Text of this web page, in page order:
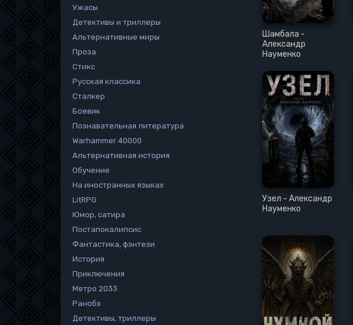
Шамбала -
Александр
Науменко
Узел - Александр
Науменко
Ужасы
Детективы и триллеры
Альтернативные миры
Проза
Стикс
Русская классика
Сталкер
Боевик
Познавательная литература
Warhammer 40000
Альтернативная история
Обучение
На иностранных языках
LitRPG
Юмор, сатира
Постапокалипсис
Фантастика, фэнтези
История
Приключения
Метро 2033
Ранобэ
Детективы, триллеры